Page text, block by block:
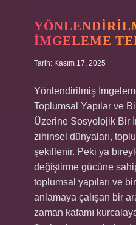
IMGELEME
Tarih: Kasım 17, 2025
Yönlendirilmiş
Toplumsal Yapılar ve
Üzerine Sosyolojik Bir
zihinsel dünyaları,
şekillenir. Peki ya
değiştirme gücüne
toplumsal yapıları ve
anlamaya çalışan bir
zaman kafamı